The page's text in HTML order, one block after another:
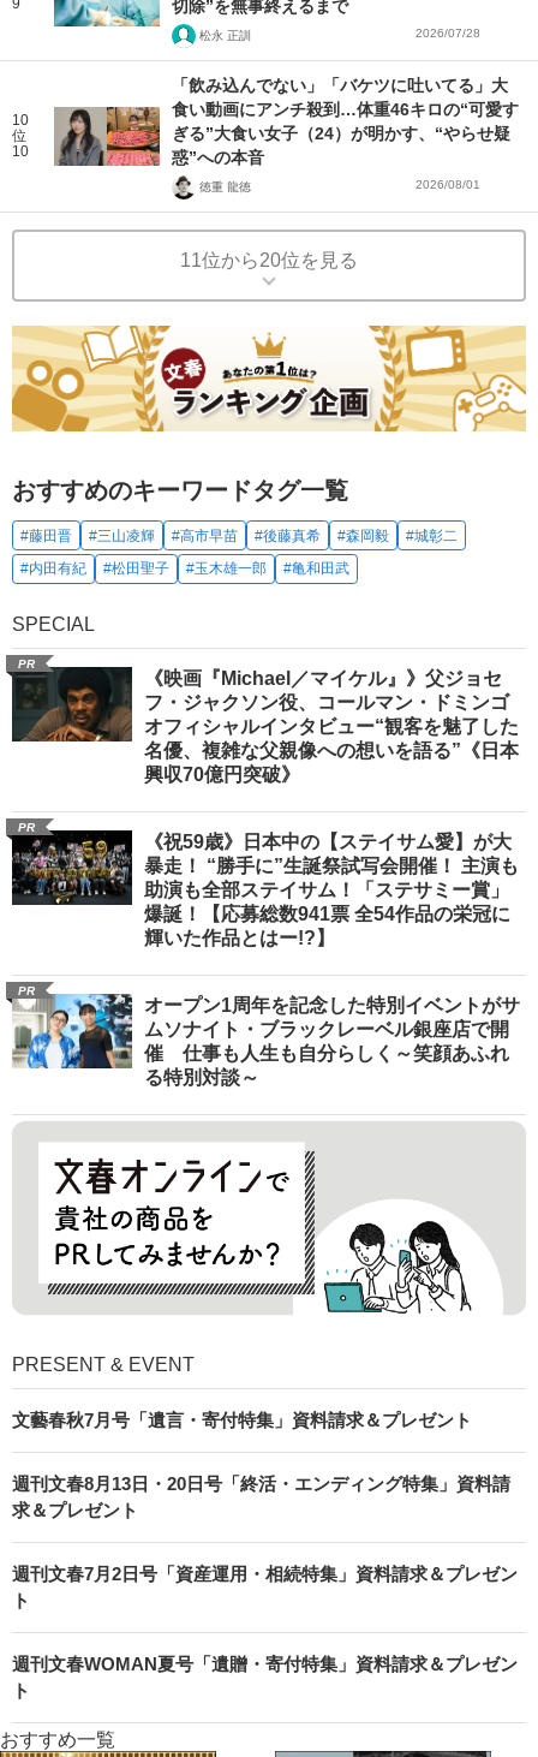
9 切除”を無事終えるまで
松永 正訓 2026/07/28
10
位
10
「飲み込んでない」「バケツに吐いてる」大
食い動画にアンチ殺到…体重46キロの“可愛す
ぎる”大食い女子（24）が明かす、“やらせ疑
惑”への本音
徳重 龍徳 2026/08/01
11位から20位を見る
おすすめのキーワードタグ一覧
#藤田晋 #三山凌輝 #高市早苗 #後藤真希 #森岡毅
#城彰二
#内田有紀
#松田聖子 #玉木雄一郎 #亀和田武
SPECIAL
PR
《映画『Michael／マイケル』》父ジョセ
フ・ジャクソン役、コールマン・ドミンゴ
オフィシャルインタビュー“観客を魅了した
名優、複雑な父親像への想いを語る”《日本
興収70億円突破》
PR
《祝59歳》日本中の【ステイサム愛】が大
暴走！ “勝手に”生誕祭試写会開催！ 主演も
助演も全部ステイサム！「ステサミー賞」
爆誕！【応募総数941票 全54作品の栄冠に
輝いた作品とはー!?】
PR
オープン1周年を記念した特別イベントがサ
ムソナイト・ブラックレーベル銀座店で開
催 仕事も人生も自分らしく～笑顔あふれ
る特別対談～
PRESENT & EVENT
文藝春秋7月号「遺言・寄付特集」資料請求＆プレゼント
週刊文春8月13日・20日号「終活・エンディング特集」資料請
求＆プレゼント
週刊文春7月2日号「資産運用・相続特集」資料請求＆プレゼン
ト
週刊文春WOMAN夏号「遺贈・寄付特集」資料請求＆プレゼン
ト
おすすめ一覧